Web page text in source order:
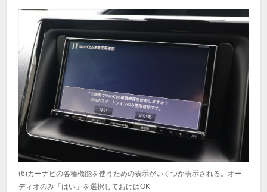
(6)カーナビの各種機能を使うための表示がいくつか表示される。オー
ディオのみ「はい」を選択しておけばOK